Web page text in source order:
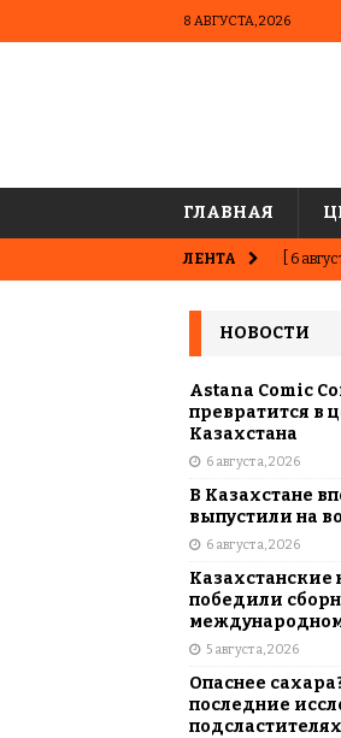
8 АВГУСТА, 2026
ГЛАВНАЯ
ЛЕНТА [ 6
[ 5
матче
[ 31
[ 31
АЗИЯ
[ 6
НОВОСТИ
Astana Comic
превратится в
Казахстана
6 августа, 2026
В Казахстане
выпустили на
6 августа, 2026
победили
5 августа, 2026
Опаснее
последние
подсластителях